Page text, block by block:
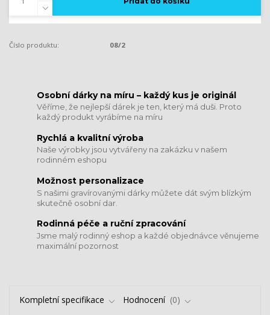
Číslo produktu: 08/2
​​​​​​​Osobní dárky na míru – každý kus je originál
Věříme, že nejlepší dárek je ten, který má duši. Proto
každý produkt vyrábíme na míru
Rychlá a kvalitní výroba
Naše výrobky jsou vytvářeny na zakázku v našem
rodinném eshopu
Možnost personalizace
S našimi gravírovanými dárky můžete dát svým blízkým
skutečně osobní dar.
​​​​​​​Rodinná péče a ruční zpracování
Jsme malý rodinný eshop a každé objednávce věnujeme
maximální pozornost
Kompletní specifikace Hodnocení
0